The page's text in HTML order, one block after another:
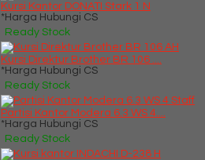
Kursi Kantor DONATI Stark 1 N
*Harga Hubungi CS
Ready Stock
Kursi Direktur Brother BR 106 ....
*Harga Hubungi CS
Ready Stock
Partisi Kantor Modera 6.3 WS 4....
*Harga Hubungi CS
Ready Stock